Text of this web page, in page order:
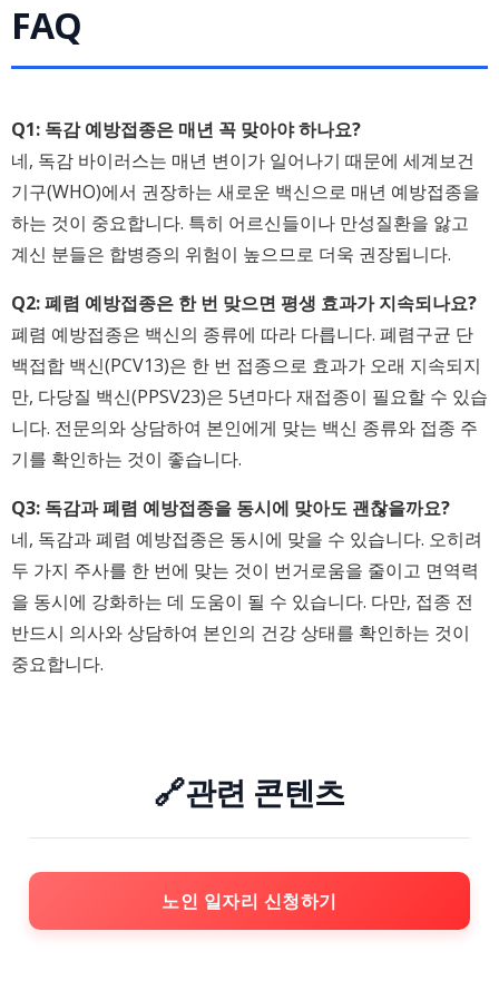
FAQ
Q1: 독감 예방접종은 매년 꼭 맞아야 하나요?
네, 독감 바이러스는 매년 변이가 일어나기 때문에 세계보건
기구(WHO)에서 권장하는 새로운 백신으로 매년 예방접종을
하는 것이 중요합니다. 특히 어르신들이나 만성질환을 앓고
계신 분들은 합병증의 위험이 높으므로 더욱 권장됩니다.
Q2: 폐렴 예방접종은 한 번 맞으면 평생 효과가 지속되나요?
폐렴 예방접종은 백신의 종류에 따라 다릅니다. 폐렴구균 단
백접합 백신(PCV13)은 한 번 접종으로 효과가 오래 지속되지
만, 다당질 백신(PPSV23)은 5년마다 재접종이 필요할 수 있습
니다. 전문의와 상담하여 본인에게 맞는 백신 종류와 접종 주
기를 확인하는 것이 좋습니다.
Q3: 독감과 폐렴 예방접종을 동시에 맞아도 괜찮을까요?
네, 독감과 폐렴 예방접종은 동시에 맞을 수 있습니다. 오히려
두 가지 주사를 한 번에 맞는 것이 번거로움을 줄이고 면역력
을 동시에 강화하는 데 도움이 될 수 있습니다. 다만, 접종 전
반드시 의사와 상담하여 본인의 건강 상태를 확인하는 것이
중요합니다.
🔗관련 콘텐츠
노인 일자리 신청하기